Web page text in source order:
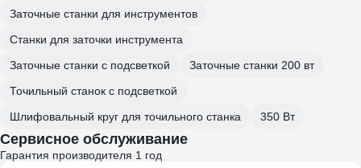
Заточные станки для инструментов
Станки для заточки инструмента
Заточные станки с подсветкой
Заточные станки 200 вт
Точильный станок с подсветкой
Шлифовальный круг для точильного станка
350 Вт
Сервисное обслуживание
Гарантия производителя 1 год